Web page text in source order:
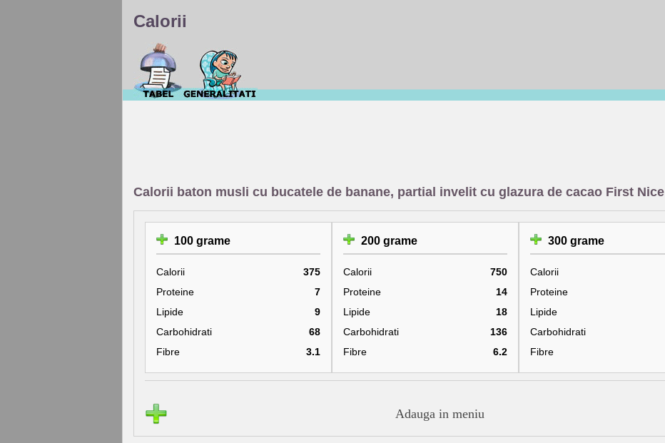
Calorii
Calorii baton musli cu bucatele de banane, partial invelit cu glazura de cacao First Nice
100 grame
Calorii
375
Proteine
7
Lipide
9
Carbohidrati
68
Fibre
3.1
200 grame
Calorii
750
Proteine
14
Lipide
18
Carbohidrati
136
Fibre
6.2
300 grame
Calorii
Proteine
Lipide
Carbohidrati
Fibre
Adauga in meniu